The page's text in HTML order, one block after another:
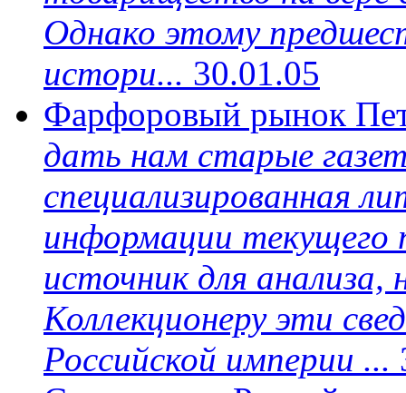
Однако этому
истори... 30.01.05
Фарфоровый рынок
дать нам старые
специализированная
информации текущего
источник для
Коллекционеру эти
Российской империи ...